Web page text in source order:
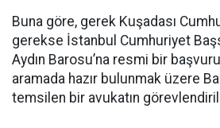
Buna göre, gerek Kuşadası
gerekse İstanbul Cumhuriyet
Aydın Barosu’na resmi bir başvuru
aramada hazır bulunmak üzere
temsilen bir avukatın